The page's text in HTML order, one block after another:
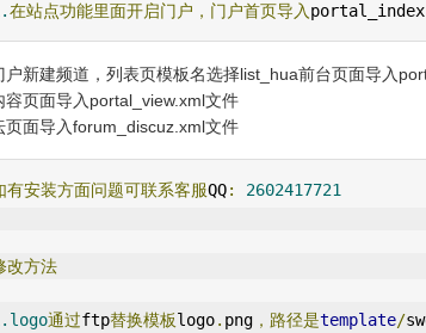
在站点功能里面开启门户，门户首页导入 portal_index
户新建频道，列表页模板名选择list_hua前台页面导入
容页面导入portal_view.xml文件
页面导入forum_discuz.xml文件
有安装方面问题可联系客服QQ: 2602417721
改方法
通过ftp替换模板logo. png，路径是template/